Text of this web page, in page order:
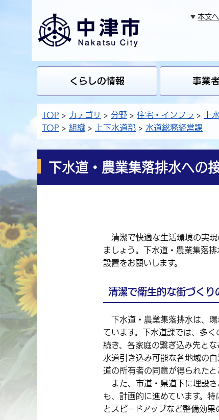
本文へ
くらしの情報 事業
TOP カテゴリ 分野 住宅・インフラ
上
TOP
組織 上下水道部 水道総務経営課
下水道・農業集落排水への
清潔で快適な生活環境の実現
ましょう。下水道・農業集落
設置をお願いします。
清潔で衛生的な街づくり
下水道・農業集落排水は、環
ています。下水道課では、多
続き、各家庭の繋ぎ込み先と
水道引き込み可能な各地域の
道の所有者の同意が得られたと
また、市道・県道下に埋設さ
も、計画的に進めています。
とスピードアップなど整備効果